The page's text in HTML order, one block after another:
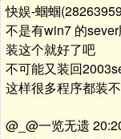
快娱-蝈蝈
不是有win7 的sever
装这个就好了吧
不可能又装回
这样很多程序都装
@_@一览无遗